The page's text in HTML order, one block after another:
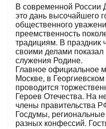
В современной России
это дань высочайшего
общественного
преемственность
традициям. В праздник
своими делами
служения Родине.
Главное официальное
Москве, в
проводится
Героев Отечества. На
члены правительства
Госдумы,
разных конфессий.